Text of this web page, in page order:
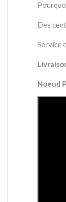
Des
Service
Noeud